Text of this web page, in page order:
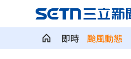
即時 颱風動態